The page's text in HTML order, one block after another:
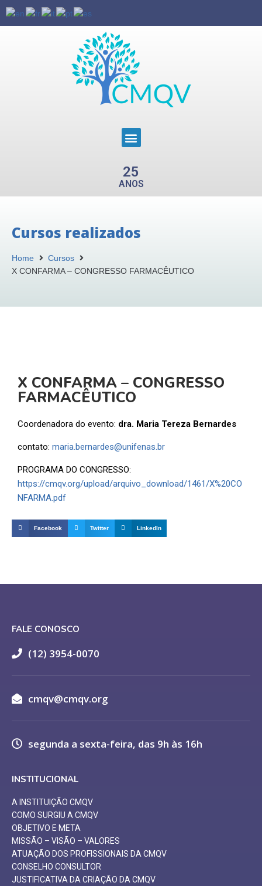
25
ANOS
Cursos realizados
Home
Cursos
X CONFARMA – CONGRESSO FARMACÊUTICO
X CONFARMA – CONGRESSO
FARMACÊUTICO
Coordenadora do evento: dra. Maria Tereza Bernardes
contato: maria.bernardes@unifenas.br
PROGRAMA DO CONGRESSO:
https://cmqv.org/upload/arquivo_download/1461/X%20CO
NFARMA.pdf
Facebook Twitter LinkedIn
FALE CONOSCO
(12) 3954-0070
cmqv@cmqv.org
segunda a sexta-feira, das 9h às 16h
INSTITUCIONAL
A INSTITUIÇÃO CMQV
COMO SURGIU A CMQV
OBJETIVO E META
MISSÃO – VISÃO – VALORES
ATUAÇÃO DOS PROFISSIONAIS DA CMQV
CONSELHO CONSULTOR
JUSTIFICATIVA DA CRIAÇÃO DA CMQV